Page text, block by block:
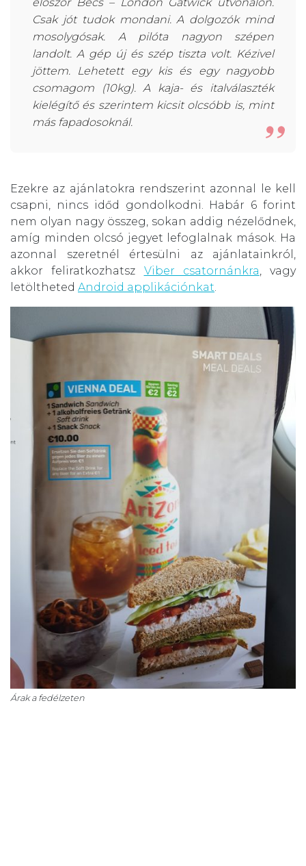
Csak jót tudok mondani. A dolgozók mind
mosolygósak. A pilóta nagyon szépen
landolt. A gép új és szép tiszta volt. Kézivel
jöttem. Lehetett egy kis és egy nagyobb
csomagom (10kg). A kaja- és italválaszték
kielégítő és szerintem kicsit olcsóbb is, mint
más fapadosoknál.
Ezekre az ajánlatokra rendszerint azonnal le kell
csapni, nincs időd gondolkodni. Habár 6 forint
nem olyan nagy összeg, sokan addig nézelődnek,
amíg minden olcsó jegyet lefoglalnak mások. Ha
azonnal szeretnél értesülni az ajánlatainkról,
akkor feliratkozhatsz Viber csatornánkra, vagy
letöltheted Android applikációnkat.
Árak a fedélzeten